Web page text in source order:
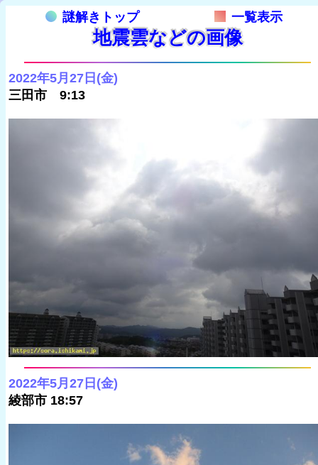
謎解きトップ 一覧表示
地震雲などの画像
2022年5月27日(金)
三田市 9:13
2022年5月27日(金)
綾部市 18:57